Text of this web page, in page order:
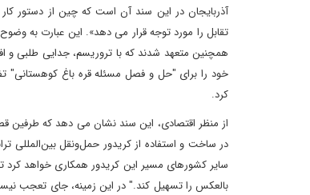
آذربایجان در این سند آن است که چین از دستور
تقابل را مورد توجه قرار می دهد». این عبارت به
همچنین متعهد شدند که با تروریسم، جدایی طلبی و
خود را برای "حل و فصل مسئله قره باغ کوهستانی"
کرد.
از منظر اقتصادی، این سند نشان می دهد که طرفین
در ساخت و استفاده از کریدور حمل‌ونقل بین‌المللی
سایر کشورهای مسیر این کریدور همکاری خواهد کرد
بالعکس را تسهیل کند." در این زمینه، جای تعجب